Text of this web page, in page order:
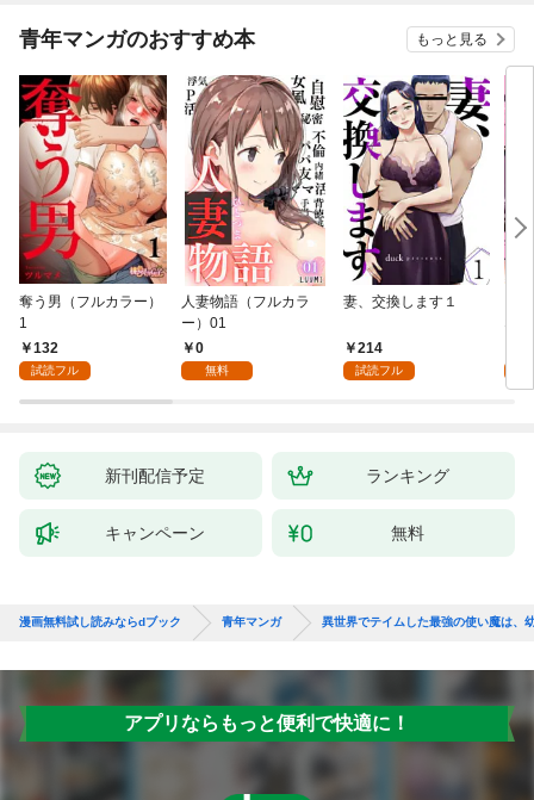
青年マンガのおすすめ本 もっと見る
奪う男（フルカラー）
1
132
試読フル
人妻物語（フルカラ
ー）01
0
無料
妻、交換します１
214
試読フル
な
新刊配信予定 ランキング
キャンペーン 無料
漫画無料試し読みならdブック 青年マンガ 異世界でテイムした最強の使い魔は、
アプリならもっと便利で快適に！